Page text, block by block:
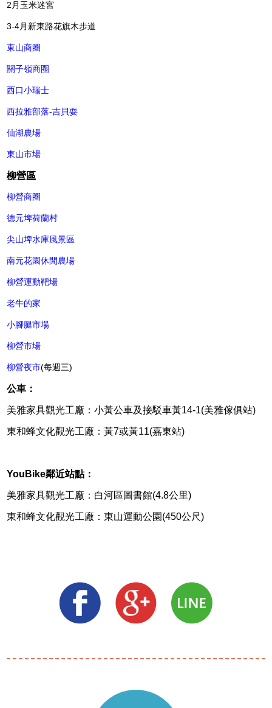
2月玉米迷宮
3-4月新東路花旗木步道
東山商圈
關子嶺商圈
西口小瑞士
西拉雅部落-吉貝耍
仙湖農場
東山市場
柳營區
柳營商圈
德元埤荷蘭村
尖山埤水庫風景區
南元花園休閒農場
柳營運動靶場
老牛的家
小腳腿市場
柳營市場
柳營夜市(每週三)
公車：
美雅家具觀光工廠：小黃公車及接駁車黃14-1(美雅傢俱站)
東和蜂文化觀光工廠：黃7或黃11(嘉東站)
YouBike鄰近站點：
美雅家具觀光工廠：白河區圖書館(4.8公里)
東和蜂文化觀光工廠：東山運動公園(450公尺)